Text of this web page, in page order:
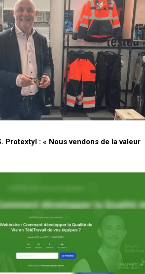
Protextyl : « Nous vendons de la valeur